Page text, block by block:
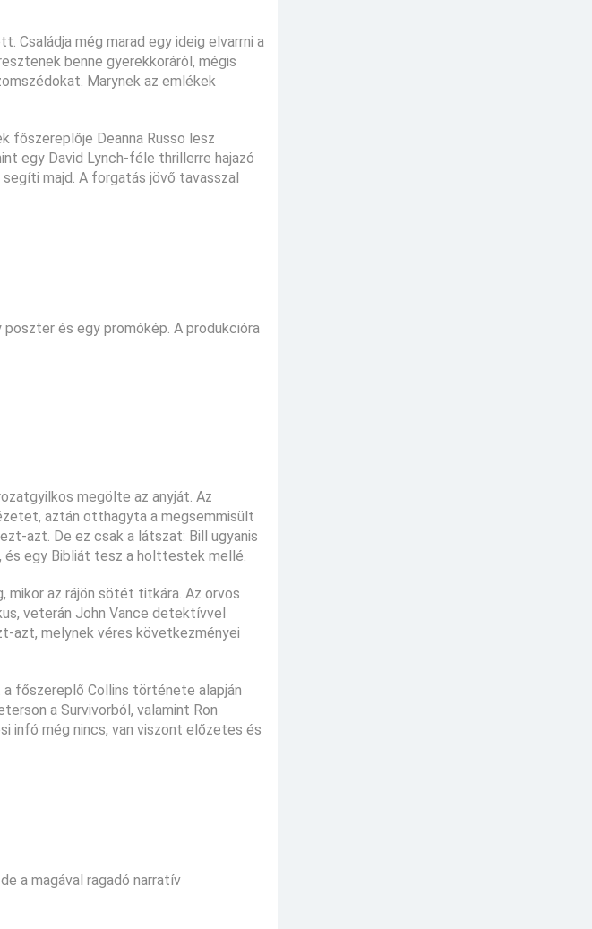
Családja még marad egy ideig elvarrni a
benne gyerekkoráról, mégis
Marynek az emlékek
főszereplője Deanna Russo lesz
egy David Lynch-féle thrillerre hajazó
majd. A forgatás jövő tavasszal
és egy promókép. A produkcióra
megölte az anyját. Az
aztán otthagyta a megsemmisült
azt. De ez csak a látszat: Bill ugyanis
és egy Bibliát tesz a holttestek mellé.
mikor az rájön sötét titkára. Az orvos
veterán John Vance detektívvel
azt, melynek véres következményei
főszereplő Collins története alapján
a Survivorból, valamint Ron
infó még nincs, van viszont előzetes és
a magával ragadó narratív